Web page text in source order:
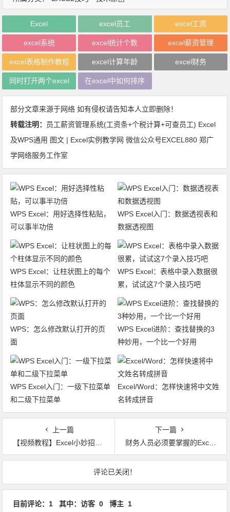
Excel excel员工 excel工资
excel系统 excel统计个数 excel薪资管理
excel表格制作教程 excel计算年龄 excel财务
同时打开两个excel 在excel中如何排序
部分文章来源于网络 如有侵权请告知本人立即删除！
转载注明： 员工薪资管理系统(工资条+个税计算+可查员工) Excel
及WPS通用 图文 | Excel实例教学网 微信公众号EXCEL880 郑广
学网络服务工作室
WPS Excel：用好选择性粘贴，
可以事半功倍
WPS Excel入门：数据透视表和
数据透视图
WPS Excel：让柱状图上的每个
柱体显示不同的颜色
WPS Excel：表格中录入数据很
累，试试这7个录入技巧吧
WPS：怎么修改默认打开的页
面
WPS Excel进阶：查找替换的3
种妙用，一个比一个好用
WPS Excel入门：一级下拉菜单
和二级下拉菜单
Excel/Word：怎样快速将中文姓
名转成拼音
上一篇
【视频教程】Excel小妙招 一秒操作将每个客户行下面插入空行分隔开
下一篇
财务人员必须要掌握的Excel小技巧！图文讲解
评论已关闭！
目前评论：1 其中：访客 0 博主 1